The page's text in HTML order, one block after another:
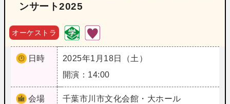
ンサート2025
オーケストラ
日時
2025年1月18日（土）
開演：14:00
会場 千葉市川市文化会館・大ホール